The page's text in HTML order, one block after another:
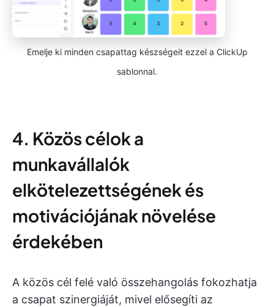
Emelje ki minden csapattag készségeit ezzel a ClickUp
sablonnal.
4. Közös célok a
munkavállalók
elkötelezettségének és
motivációjának növelése
érdekében
A közös cél felé való összehangolás fokozhatja
a csapat szinergiáját, mivel elősegíti az